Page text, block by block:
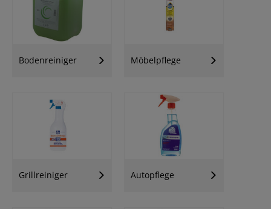
Bodenreiniger Möbelpflege
Grillreiniger Autopflege